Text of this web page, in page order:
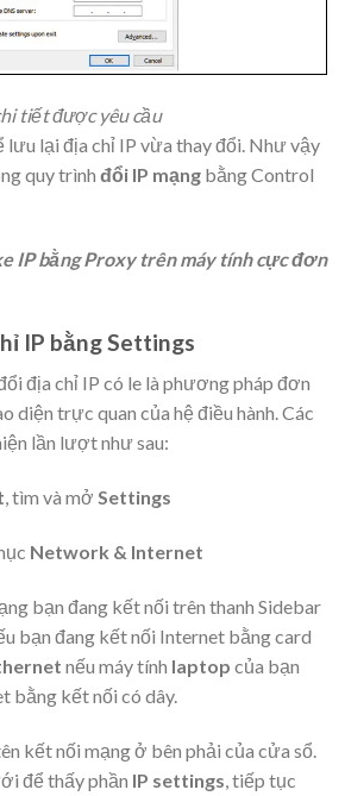
tiết được yêu cầu
lưu lại địa chỉ IP vừa thay đổi. Như vậy
quy trình đổi IP mạng bằng Control
IP bằng Proxy trên máy tính cực đơn
IP bằng Settings
địa chỉ IP có le là phương pháp đơn
diện trực quan của hệ điều hành. Các
lần lượt như sau:
, tìm và mở Settings
Network & Internet
bạn đang kết nối trên thanh Sidebar
bạn đang kết nối Internet bằng card
nếu máy tính laptop của bạn
bằng kết nối có dây.
kết nối mạng ở bên phải của cửa sổ.
để thấy phần IP settings , tiếp tục